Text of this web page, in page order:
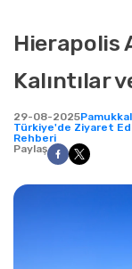
Hierapolis
Kalıntılar
29-08-2025
Türkiye'de Ziyaret
Rehberi
Paylaş